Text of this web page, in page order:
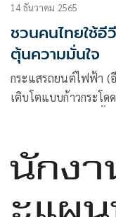
14 ธันวาคม 2565
ชวนคนไทยใช้อี
ตุ้นความมั่นใจ
กระแสรถยนต์ไฟฟ้า (
เติบโตแบบก้าวกระโด